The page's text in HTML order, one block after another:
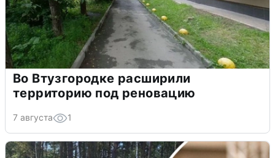
Во Втузгородке расширили
территорию под реновацию
7 августа 1